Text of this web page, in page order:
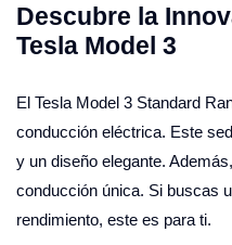
Descubre la
Tesla Model 3
El Tesla Model 3 Standard
conducción eléctrica. Este
y un diseño elegante.
conducción única. Si buscas
rendimiento, este es para ti.